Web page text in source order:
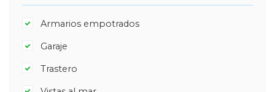
Armarios empotrados
Garaje
Trastero